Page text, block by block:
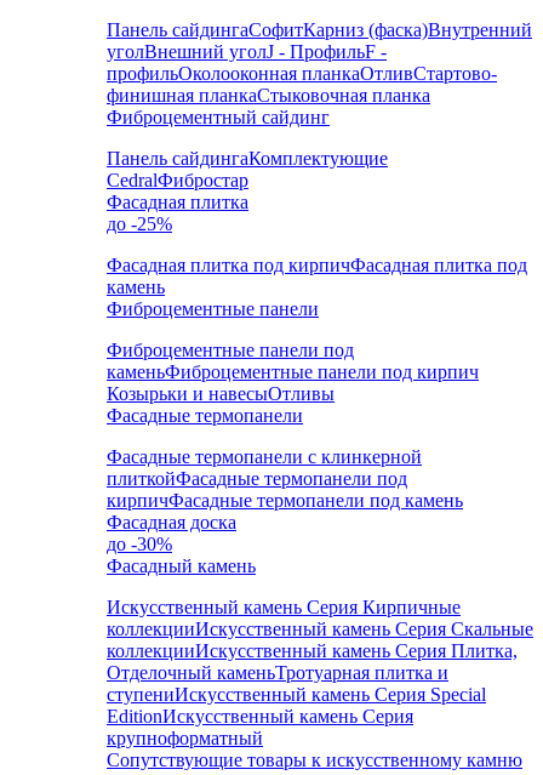
Панель сайдингаСофитКарниз (фаска)Внутренний
уголВнешний уголJ - ПрофильF -
профильОколооконная планкаОтливСтартово-
финишная планкаСтыковочная планка
Фиброцементный сайдинг
Панель сайдингаКомплектующие
CedralФибростар
Фасадная плитка
до -25%
Фасадная плитка под кирпичФасадная плитка под
камень
Фиброцементные панели
Фиброцементные панели под
каменьФиброцементные панели под кирпич
Козырьки и навесыОтливы
Фасадные термопанели
Фасадные термопанели с клинкерной
плиткойФасадные термопанели под
кирпичФасадные термопанели под камень
Фасадная доска
до -30%
Фасадный камень
Искусственный камень Серия Кирпичные
коллекцииИскусственный камень Серия Скальные
коллекцииИскусственный камень Серия Плитка,
Отделочный каменьТротуарная плитка и
ступениИскусственный камень Серия Special
EditionИскусственный камень Серия
крупноформатный
Сопутствующие товары к искусственному камню